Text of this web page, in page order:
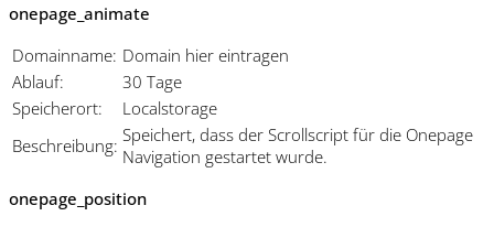
onepage_animate
Domainname: Domain hier eintragen
Ablauf:
30 Tage
Speicherort:
Localstorage
Beschreibung: Speichert, dass der Scrollscript für die Onepage
Navigation gestartet wurde.
onepage_position